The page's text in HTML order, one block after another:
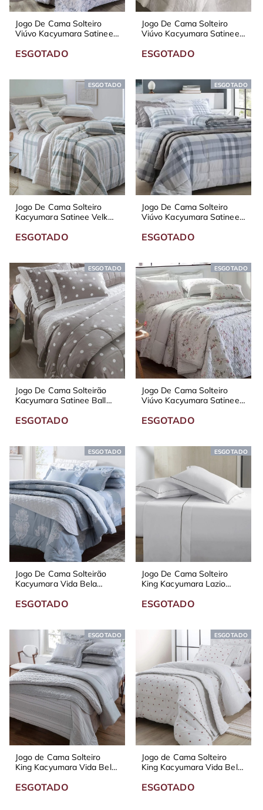
Jogo De Cama Solteiro
Viúvo Kacyumara Satinee
ESGOTADO
Jogo De Cama Solteiro
Viúvo Kacyumara Satinee
ESGOTADO
ESGOTADO
Jogo De Cama Solteiro
Kacyumara Satinee Velk
ESGOTADO
ESGOTADO
Jogo De Cama Solteiro
Viúvo Kacyumara Satinee
ESGOTADO
ESGOTADO
Jogo De Cama Solteirão
Kacyumara Satinee Ball
ESGOTADO
ESGOTADO
Jogo De Cama Solteiro
Viúvo Kacyumara Satinee
ESGOTADO
ESGOTADO
Jogo De Cama Solteirão
Kacyumara Vida Bela
ESGOTADO
ESGOTADO
Jogo De Cama Solteiro
King Kacyumara Lazio
ESGOTADO
ESGOTADO
Jogo de Cama Solteiro
King Kacyumara Vida Bela
ESGOTADO
ESGOTADO
Jogo de Cama Solteiro
King Kacyumara Vida Bela
ESGOTADO